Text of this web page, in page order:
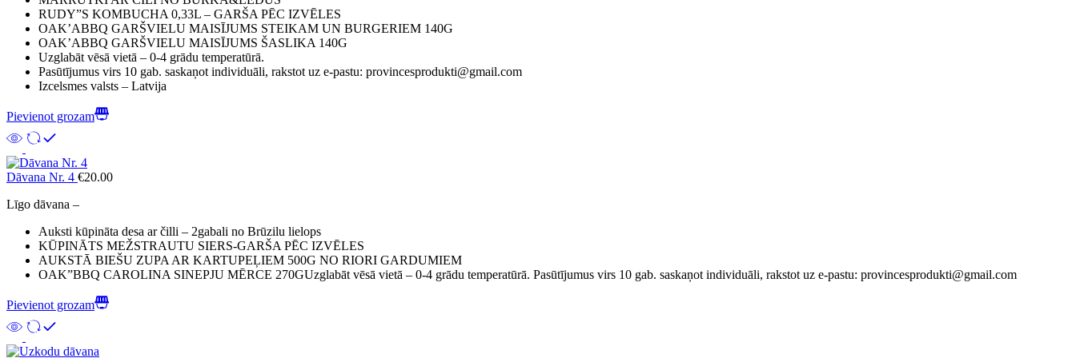
RUDY”S KOMBUCHA 0,33L – GARŠA PĒC IZVĒLES
OAK’ABBQ GARŠVIELU MAISĪJUMS STEIKAM UN BURGERIEM 140G
OAK’ABBQ GARŠVIELU MAISĪJUMS ŠASLIKA 140G
Uzglabāt vēsā vietā – 0-4 grādu temperatūrā.
Pasūtījumus virs 10 gab. saskaņot individuāli, rakstot uz e-pastu: provincesprodukti@gmail.com
Izcelsmes valsts – Latvija
Pievienot grozam
Dāvana Nr. 4 €20.00
Līgo dāvana –
Auksti kūpināta desa ar čilli – 2gabali no Brūzilu lielops
KŪPINĀTS MEŽSTRAUTU SIERS-GARŠA PĒC IZVĒLES
AUKSTĀ BIEŠU ZUPA AR KARTUPEĻIEM 500G NO RIORI GARDUMIEM
OAK”BBQ CAROLINA SINEPJU MĒRCE 270GUzglabāt vēsā vietā – 0-4 grādu temperatūrā. Pasūtījumus virs 10 gab. saskaņot individuāli, rakstot uz e-pastu: provincesprodukti@gmail.com
Pievienot grozam